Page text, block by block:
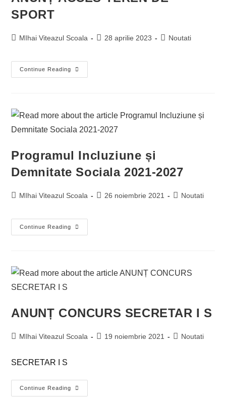
SPORT
MIhai Viteazul Scoala 28 aprilie 2023 Noutati
Continue Reading
Programul Incluziune și
Demnitate Sociala 2021-2027
MIhai Viteazul Scoala 26 noiembrie 2021 Noutati
Continue Reading
ANUNȚ CONCURS SECRETAR I S
MIhai Viteazul Scoala 19 noiembrie 2021 Noutati
SECRETAR I S
Continue Reading